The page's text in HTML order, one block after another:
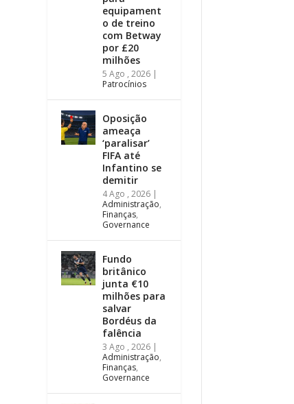
equipament
o de treino
com Betway
por £20
milhões
5 Ago , 2026 |
Patrocínios
Oposição
ameaça
‘paralisar’
FIFA até
Infantino se
demitir
4 Ago , 2026 |
Administração,
Finanças,
Governance
Fundo
britânico
junta €10
milhões para
salvar
Bordéus da
falência
3 Ago , 2026 |
Administração,
Finanças,
Governance